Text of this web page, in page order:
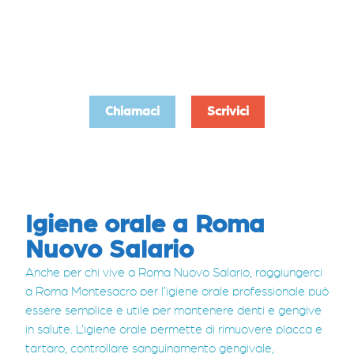
Chiamaci Scrivici
Igiene orale a Roma
Nuovo Salario
Anche per chi vive a Roma Nuovo Salario, raggiungerci
a Roma Montesacro per l’igiene orale professionale può
essere semplice e utile per mantenere denti e gengive
in salute. L’igiene orale permette di rimuovere placca e
tartaro, controllare sanguinamento gengivale,